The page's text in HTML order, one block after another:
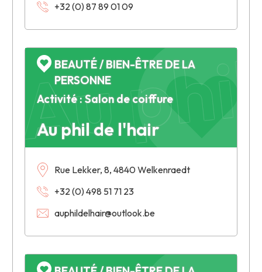
+32 (0) 87 89 01 09
Au
Au phil de l'hair
BEAUTÉ / BIEN-ÊTRE DE LA
PERSONNE
Activité : Salon de coiffure
Rue Lekker, 8, 4840 Welkenraedt
+32 (0) 498 51 71 23
auphildelhair@outlook.be